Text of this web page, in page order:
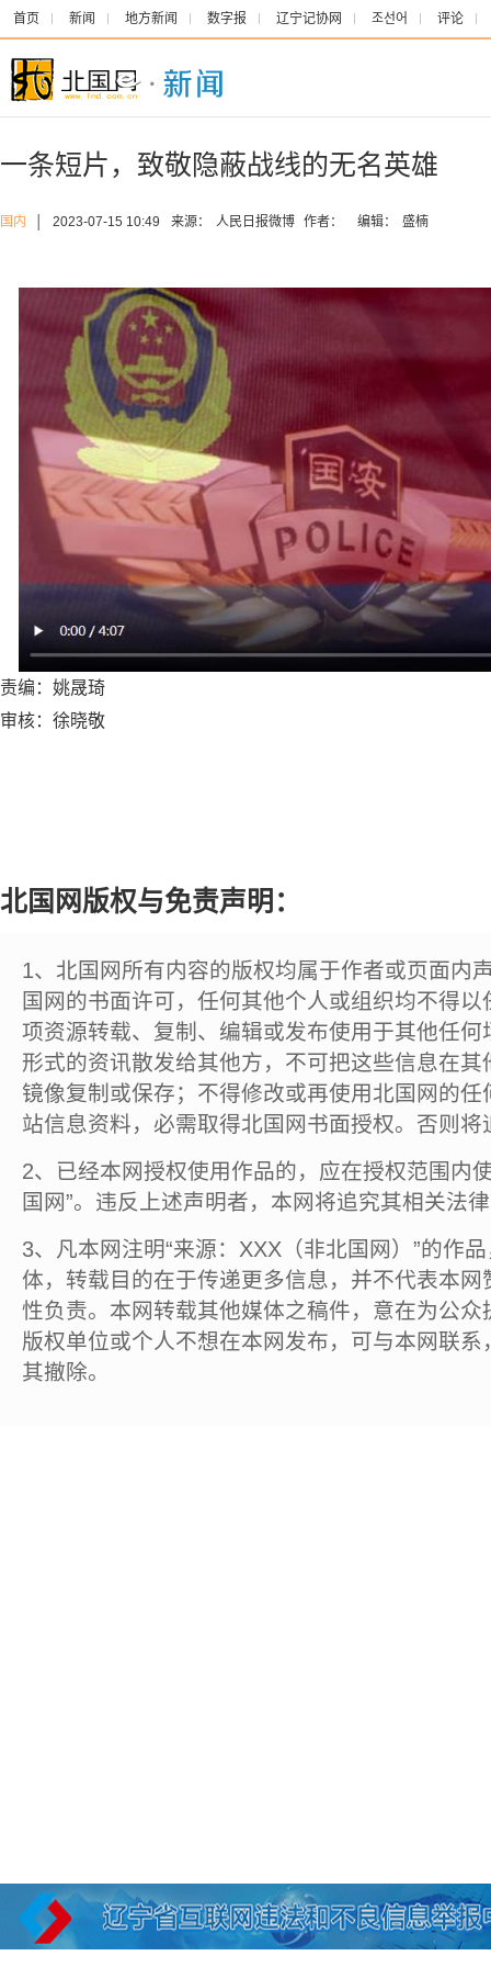
首页 新闻 地方新闻 数字报 辽宁记协网 조선어 评论
一条短片，致敬隐蔽战线的无名英雄
国内 2023-07-15 10:49 来源： 人民日报微博 作者： 编辑： 盛楠
责编：姚晟琦
审核：徐晓敬
北国网版权与免责声明：
1、北国网所有内容的版权均属于作者或页面内
国网的书面许可，任何其他个人或组织均不得
项资源转载、复制、编辑或发布使用于其他任
形式的资讯散发给其他方，不可把这些信息在
镜像复制或保存；不得修改或再使用北国网的
站信息资料，必需取得北国网书面授权。否则将
2、已经本网授权使用作品的，应在授权范围内
国网”。违反上述声明者，本网将追究其相关法
3、凡本网注明“来源：XXX（非北国网）”的作
体，转载目的在于传递更多信息，并不代表本
性负责。本网转载其他媒体之稿件，意在为公
版权单位或个人不想在本网发布，可与本网联
其撤除。